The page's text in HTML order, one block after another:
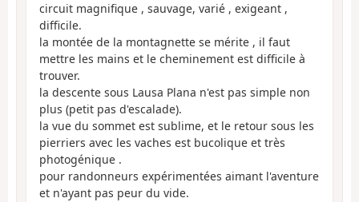
circuit magnifique , sauvage, varié , exigeant ,
difficile.
la montée de la montagnette se mérite , il faut
mettre les mains et le cheminement est difficile à
trouver.
la descente sous Lausa Plana n'est pas simple non
plus (petit pas d'escalade).
la vue du sommet est sublime, et le retour sous les
pierriers avec les vaches est bucolique et très
photogénique .
pour randonneurs expérimentées aimant l'aventure
et n'ayant pas peur du vide.